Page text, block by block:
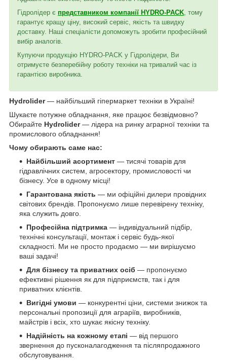
Гідролідер є представником компанії HYDRO-PACK , тому
гарантує кращу ціну, високий сервіс, якість та швидку
доставку. Наші спеціалісти допоможуть зробити професійний
вибір аналогів.
Купуючи продукцію HYDRO-PACK у Гідролідери, Ви
отримуєте безперебійну роботу техніки на тривалий час із
гарантією виробника.
Hydrolider— найбільший гіпермаркет техніки в Україні!
Шукаєте потужне обладнання, яке працює безвідмовно?
Обирайте Hydrolider— лідера на ринку аграрної техніки та
промислового обладнання!
Чому обирають саме нас:
Найбільший асортимент — тисячі товарів для
гідравлічних систем, агросектору, промисловості чи
бізнесу. Усе в одному місці!
Гарантована якість — ми офіційні дилери провідних
світових брендів. Пропонуємо лише перевірену техніку,
яка служить довго.
Професійна підтримка — індивідуальний підбір,
технічні консультації, монтаж і сервіс будь-якої
складності. Ми не просто продаємо — ми вирішуємо
ваші задачі!
Для бізнесу та приватних осіб — пропонуємо
ефективні рішення як для підприємств, так і для
приватних клієнтів.
Вигідні умови — конкурентні ціни, системи знижок та
персональні пропозиції для аграріїв, виробників,
майстрів і всіх, хто шукає якісну техніку.
Надійність на кожному етапі — від першого
звернення до пусконалагодження та післяпродажного
обслуговування.